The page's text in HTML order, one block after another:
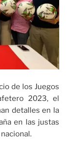
de los Juegos
2023, el
detalles en la
en las justas